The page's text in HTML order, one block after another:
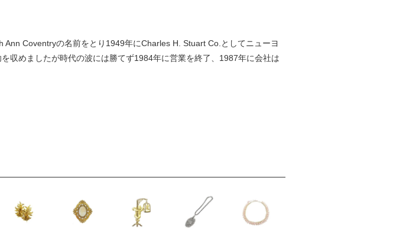
Coventryの名前をとり1949年にCharles H. Stuart Co.としてニューヨ
収めましたが時代の波には勝てず1984年に営業を終了、1987年に会社は